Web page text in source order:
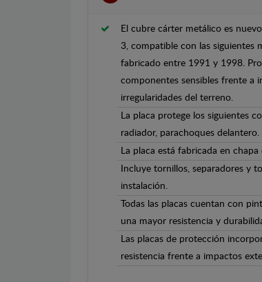
El cubre cárter metálico es
3, compatible con las siguientes
fabricado entre 1991 y 1998.
componentes sensibles frente a
irregularidades del terreno.
La placa protege los siguientes
radiador, parachoques delantero.
La placa está fabricada en
Incluye tornillos, separadores y
instalación.
Todas las placas cuentan con
una mayor resistencia y
Las placas de protección
resistencia frente a impactos